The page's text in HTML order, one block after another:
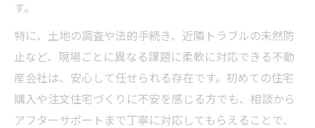
す。
特に、土地の調査や法的手続き、近隣トラブルの未然防
止など、現場ごとに異なる課題に柔軟に対応できる不動
産会社は、安心して任せられる存在です。初めての住宅
購入や注文住宅づくりに不安を感じる方でも、相談から
アフターサポートまで丁寧に対応してもらえることで、